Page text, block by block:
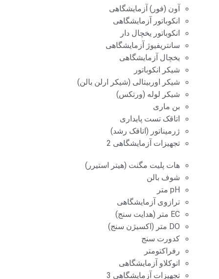
آون (فور) آزمایشگاهی
انکوباتور آزمایشگاهی
انکوباتور یخچال دار
سانتریفیوژ آزمایشگاهی
یخچال آزمایشگاهی
شیکر انکوباتور
شیکر اوربیتالی (شیکر ارلن بالن)
شیکر لوله (ورتکس)
بن ماری
اتاقک تست پایداری
ژرمیناتور (اتاقک رشد)
تجهیزات آزمایشگاهی 2
هات پلیت مگنت (هیتر استیرر)
شوف بالن
pH متر
ترازوی آزمایشگاهی
EC متر (هدایت سنج)
DO متر (اکسیژن سنج)
کدورت سنج
رفراکتومتر
اتوکلاو آزمایشگاهی
تجهیزات آزمایشگاهی 3